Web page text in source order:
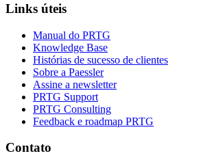
Links úteis
Manual do PRTG
Knowledge Base
Histórias de sucesso de clientes
Sobre a Paessler
Assine a newsletter
PRTG Support
PRTG Consulting
Feedback e roadmap PRTG
Contato